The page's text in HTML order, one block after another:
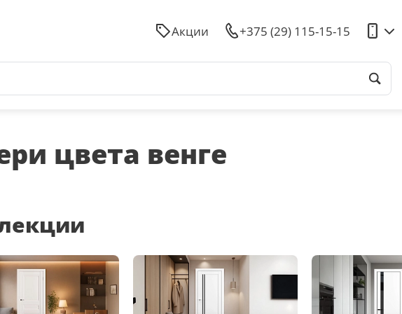
Акции +375 (29) 115-15-15
цвета венге